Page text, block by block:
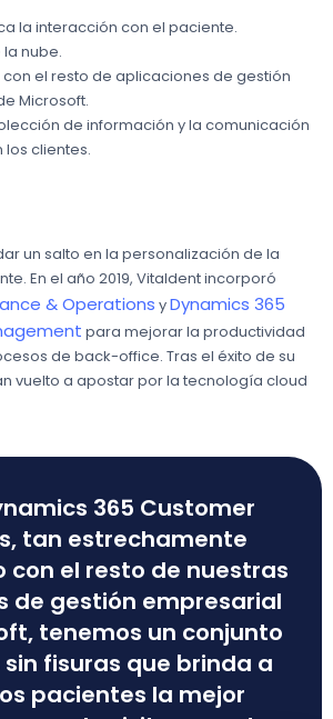
la interacción con el paciente.
nube.
el resto de aplicaciones de gestión
Microsoft.
de información y la comunicación
clientes.
un salto en la personalización de la
En el año 2019, Vitaldent incorporó
& Operations yDynamics 365
para mejorar la productividad
de back-office. Tras el éxito de su
vuelto a apostar por la tecnología cloud
365 Customer
tan estrechamente
con el resto de nuestras
de gestión empresarial
tenemos un conjunto
fisuras que brinda a
pacientes la mejor